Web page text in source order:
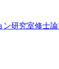
研究室修士